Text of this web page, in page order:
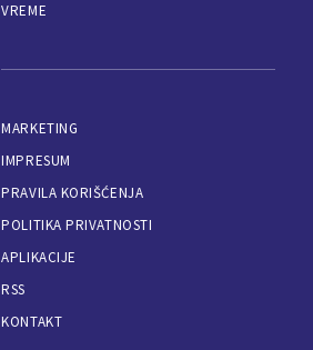
VREME
MARKETING
IMPRESUM
PRAVILA KORIŠĆENJA
POLITIKA PRIVATNOSTI
APLIKACIJE
RSS
KONTAKT